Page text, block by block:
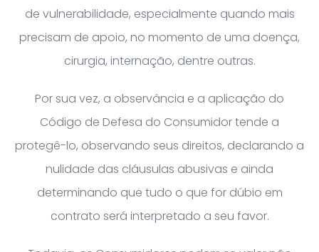
de vulnerabilidade, especialmente quando mais
precisam de apoio, no momento de uma doença,
cirurgia, internação, dentre outras.
Por sua vez, a observância e a aplicação do
Código de Defesa do Consumidor tende a
protegê-lo, observando seus direitos, declarando a
nulidade das cláusulas abusivas e ainda
determinando que tudo o que for dúbio em
contrato será interpretado a seu favor.